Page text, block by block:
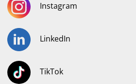
Instagram
LinkedIn
TikTok